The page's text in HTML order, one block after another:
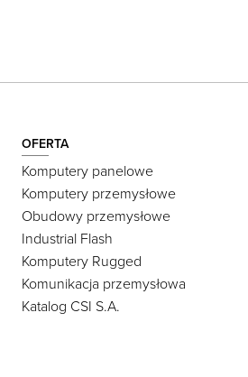
OFERTA
Komputery panelowe
Komputery przemysłowe
Obudowy przemysłowe
Industrial Flash
Komputery Rugged
Komunikacja przemysłowa
Katalog CSI S.A.